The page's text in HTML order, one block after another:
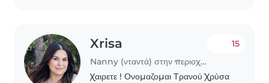
Xrisa
Nanny (νταντά) στην περιοχή Καλαμαριά
15
Χαιρετε ! Ονομαζομαι Τρανού Χρύσα